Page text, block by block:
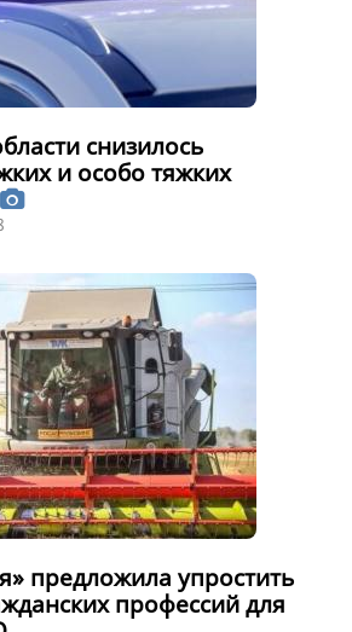
снизилось
и особо тяжких
предложила упростить
профессий для